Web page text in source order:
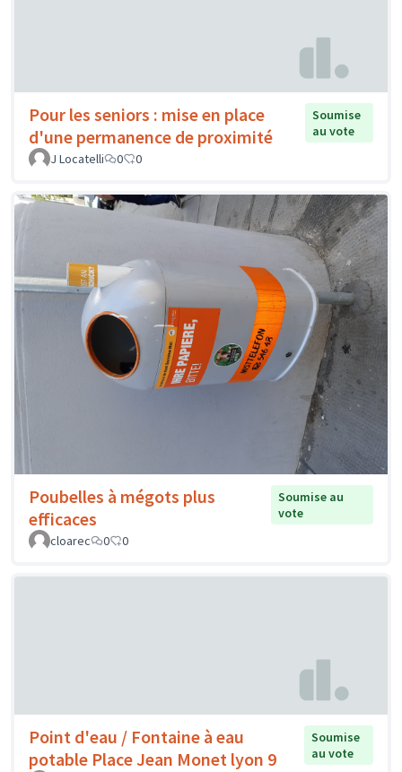
Pour les seniors : mise en place
d'une permanence de proximité
Soumise
au vote
J Locatelli
0 0
Poubelles à mégots plus
efficaces
Soumise au
vote
cloarec
0 0
Point d'eau / Fontaine à eau
potable Place Jean Monet lyon 9
Soumise
au vote